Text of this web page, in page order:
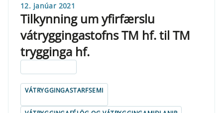
12. janúar 2021
Tilkynning um yfirfærslu
vátryggingastofns TM hf. til TM
trygginga hf.
VÁTRYGGINGASTARFSEMI